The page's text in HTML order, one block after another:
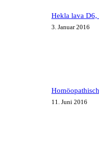
Hekla lava D6,
3. Januar 2016
11. Juni 2016